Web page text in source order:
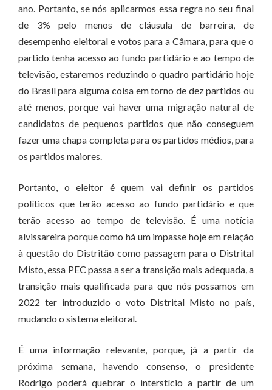
ano. Portanto, se nós aplicarmos essa regra no seu final
de 3% pelo menos de cláusula de barreira, de
desempenho eleitoral e votos para a Câmara, para que o
partido tenha acesso ao fundo partidário e ao tempo de
televisão, estaremos reduzindo o quadro partidário hoje
do Brasil para alguma coisa em torno de dez partidos ou
até menos, porque vai haver uma migração natural de
candidatos de pequenos partidos que não conseguem
fazer uma chapa completa para os partidos médios, para
os partidos maiores.
Portanto, o eleitor é quem vai definir os partidos
políticos que terão acesso ao fundo partidário e que
terão acesso ao tempo de televisão. É uma notícia
alvissareira porque como há um impasse hoje em relação
à questão do Distritão como passagem para o Distrital
Misto, essa PEC passa a ser a transição mais adequada, a
transição mais qualificada para que nós possamos em
2022 ter introduzido o voto Distrital Misto no país,
mudando o sistema eleitoral.
É uma informação relevante, porque, já a partir da
próxima semana, havendo consenso, o presidente
Rodrigo poderá quebrar o interstício a partir de um